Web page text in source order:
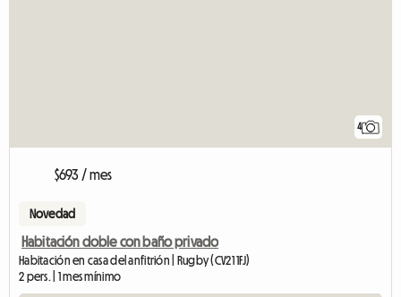
4
$693 / mes
Novedad
Habitación doble con baño privado
Habitación en casa del anfitrión | Rugby (CV21 1FJ)
2 pers. | 1 mes mínimo